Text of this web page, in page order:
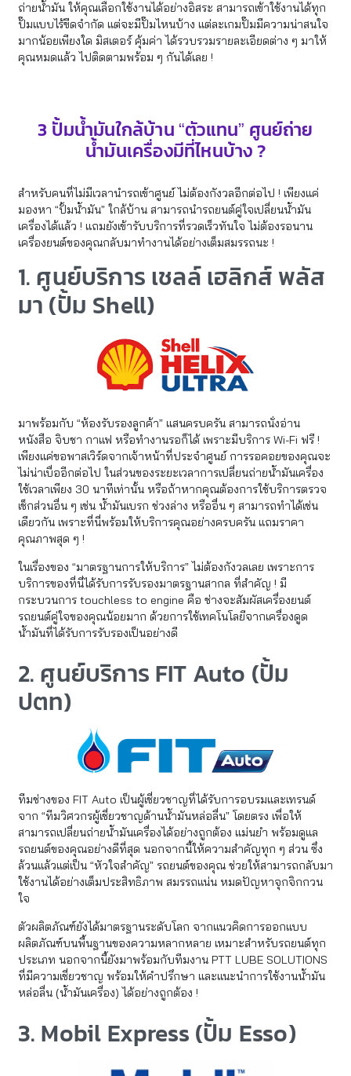
ถ่ายน้ำมัน ให้คุณเลือกใช้งานได้อย่างอิสระ สามารถเข้าใช้งานได้ทุก
ปั๊มแบบไร้ขีดจำกัด แต่จะมีปั๊มไหนบ้าง แต่ละเกมปั๊มมีความน่าสนใจ
มากน้อยเพียงใด มิสเตอร์ คุ้มค่า ได้รวบรวมรายละเอียดต่าง ๆ มาให้
คุณหมดแล้ว ไปติดตามพร้อม ๆ กันได้เลย !
3 ปั้มน้ำมันใกล้บ้าน “ตัวแทน” ศูนย์ถ่าย
น้ำมันเครื่องมีที่ไหนบ้าง ?
สำหรับคนที่ไม่มีเวลานำรถเข้าศูนย์ ไม่ต้องกังวลอีกต่อไป ! เพียงแค่
มองหา “ปั้มน้ำมัน” ใกล้บ้าน สามารถนำรถยนต์คู่ใจเปลี่ยนน้ำมัน
เครื่องได้แล้ว ! แถมยังเข้ารับบริการที่รวดเร็วทันใจ ไม่ต้องรอนาน
เครื่องยนต์ของคุณกลับมาทำงานได้อย่างเต็มสมรรถนะ !
1. ศูนย์บริการ เชลล์ เฮลิกส์ พลัส
มา (ปั้ม Shell)
มาพร้อมกับ “ห้องรับรองลูกค้า” แสนครบครัน สามารถนั่งอ่าน
หนังสือ จิบชา กาแฟ หรือทำงานรอก็ได้ เพราะมีบริการ Wi-Fi ฟรี !
เพียงแค่ขอพาสเวิร์ดจากเจ้าหน้าที่ประจำศูนย์ การรอคอยของคุณจะ
ไม่น่าเบื่ออีกต่อไป ในส่วนของระยะเวลาการเปลี่ยนถ่ายน้ำมันเครื่อง
ใช้เวลาเพียง 30 นาทีเท่านั้น หรือถ้าหากคุณต้องการใช้บริการตรวจ
เช็กส่วนอื่น ๆ เช่น น้ำมันเบรก ช่วงล่าง หรืออื่น ๆ สามารถทำได้เช่น
เดียวกัน เพราะที่นี่พร้อมให้บริการคุณอย่างครบครัน แถมราคา
คุณภาพสุด ๆ !
ในเรื่องของ “มาตรฐานการให้บริการ” ไม่ต้องกังวลเลย เพราะการ
บริการของที่นี่ได้รับการรับรองมาตรฐานสากล ที่สำคัญ ! มี
กระบวนการ touchless to engine คือ ช่างจะสัมผัสเครื่องยนต์
รถยนต์คู่ใจของคุณน้อยมาก ด้วยการใช้เทคโนโลยีจากเครื่องดูด
น้ำมันที่ได้รับการรับรองเป็นอย่างดี
2. ศูนย์บริการ FIT Auto (ปั้ม
ปตท)
ทีมช่างของ FIT Auto เป็นผู้เชี่ยวชาญที่ได้รับการอบรมและเทรนด์
จาก “ทีมวิศวกรผู้เชี่ยวชาญด้านน้ำมันหล่อลื่น” โดยตรง เพื่อให้
สามารถเปลี่ยนถ่ายน้ำมันเครื่องได้อย่างถูกต้อง แม่นยำ พร้อมดูแล
รถยนต์ของคุณอย่างดีที่สุด นอกจากนี้ให้ความสำคัญทุก ๆ ส่วน ซึ่ง
ล้วนแล้วแต่เป็น “หัวใจสำคัญ” รถยนต์ของคุณ ช่วยให้สามารถกลับมา
ใช้งานได้อย่างเต็มประสิทธิภาพ สมรรถแน่น หมดปัญหาจุกจิกกวน
ใจ
ตัวผลิตภัณฑ์ยังได้มาตรฐานระดับโลก จากแนวคิดการออกแบบ
ผลิตภัณฑ์บนพื้นฐานของความหลากหลาย เหมาะสำหรับรถยนต์ทุก
ประเภท นอกจากนี้ยังมาพร้อมกับทีมงาน PTT LUBE SOLUTIONS
ที่มีความเชี่ยวชาญ พร้อมให้คำปรึกษา และแนะนำการใช้งานน้ำมัน
หล่อลื่น (น้ำมันเครื่อง) ได้อย่างถูกต้อง !
3. Mobil Express (ปั้ม Esso)